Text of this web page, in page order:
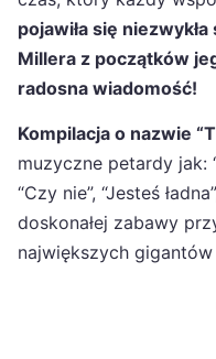
pojawiła się
Millera z początków
radosna wiadomość!
Kompilacja o nazwie
muzyczne petardy jak:
“Czy nie”, “Jesteś
doskonałej zabawy
największych